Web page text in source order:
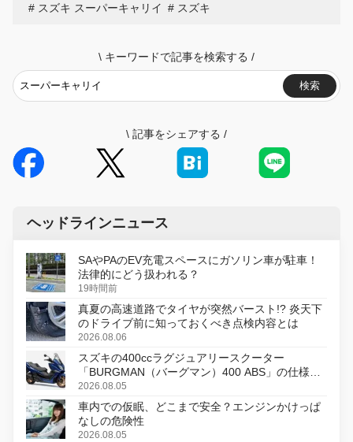
スズキ スーパーキャリイ
スズキ
\ キーワードで記事を検索する /
検索
\ 記事をシェアする /
ヘッドラインニュース
SAやPAのEV充電スペースにガソリン車が駐車！
法律的にどう扱われる？
19時間前
真夏の高速道路でタイヤが突然バースト!? 炎天下
のドライブ前に知っておくべき点検内容とは
2026.08.06
スズキの400ccラグジュアリースクーター
「BURGMAN（バーグマン）400 ABS」の仕様を
変更し、8月18日に発売
2026.08.05
車内での仮眠、どこまで安全？エンジンかけっぱ
なしの危険性
2026.08.05